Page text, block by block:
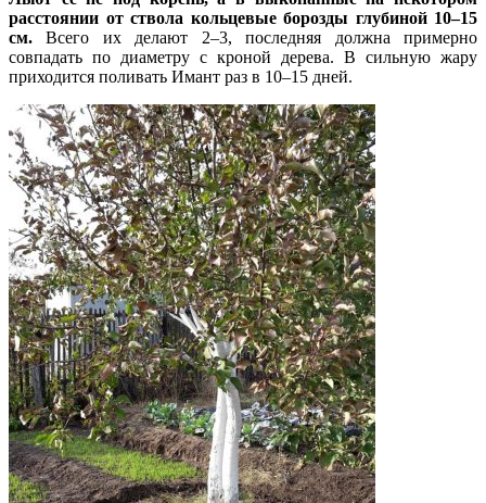
расстоянии от ствола кольцевые борозды глубиной 10–15
см. Всего их делают 2–3, последняя должна примерно
совпадать по диаметру с кроной дерева. В сильную жару
приходится поливать Имант раз в 10–15 дней.